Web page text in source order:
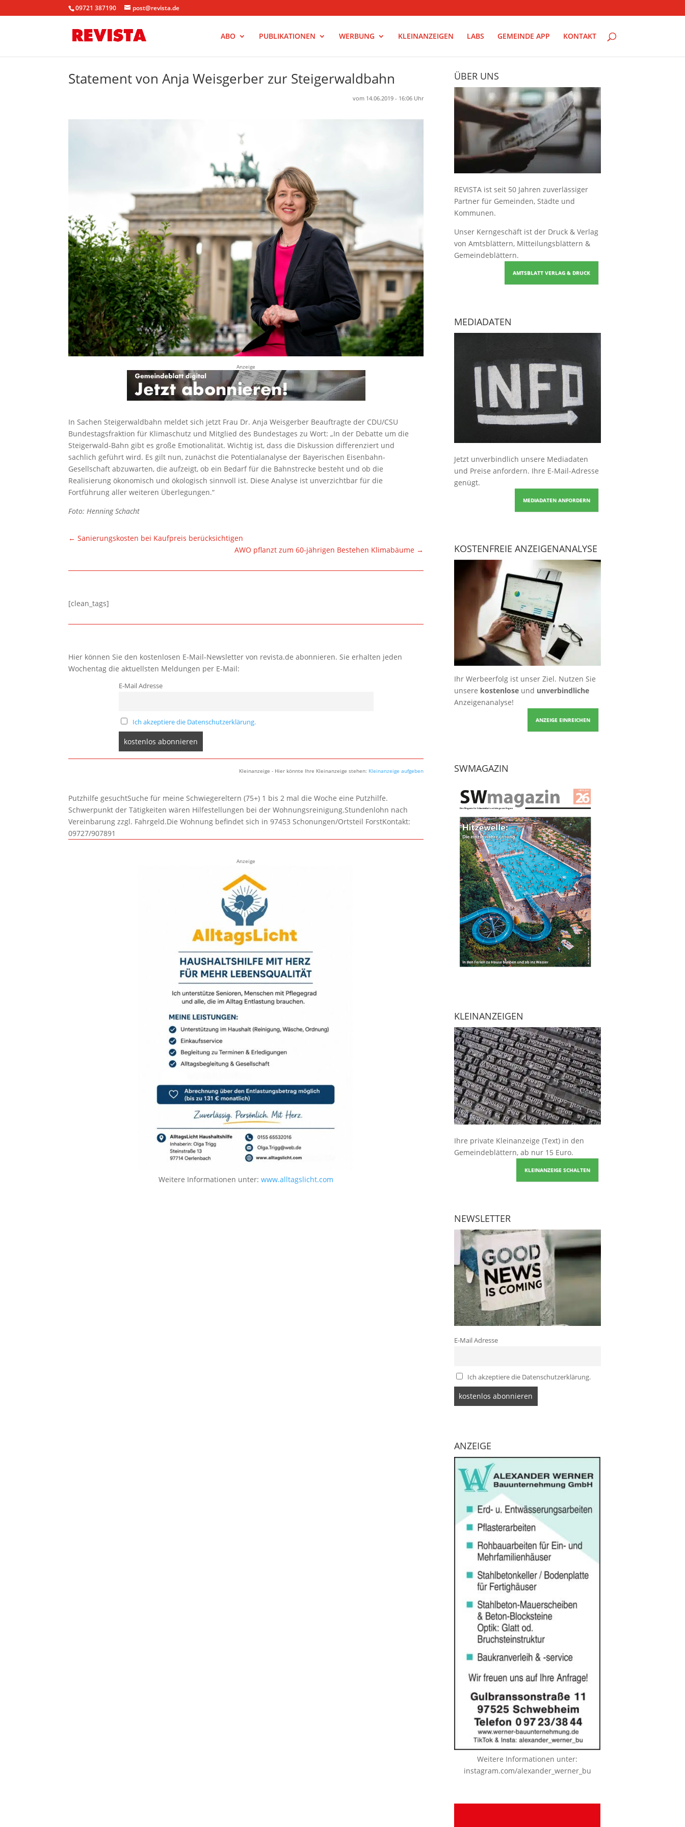
09721 387190 post@revista.de
ABO PUBLIKATIONEN WERBUNG KLEINANZEIGEN LABS GEMEINDE APP KONTAKT
Statement von Anja Weisgerber zur Steigerwaldbahn
vom 14.06.2019 - 16:06 Uhr
Anzeige
In Sachen Steigerwaldbahn meldet sich jetzt Frau Dr. Anja Weisgerber Beauftragte der CDU/CSU
Bundestagsfraktion für Klimaschutz und Mitglied des Bundestages zu Wort: „In der Debatte um die
Steigerwald-Bahn gibt es große Emotionalität. Wichtig ist, dass die Diskussion differenziert und
sachlich geführt wird. Es gilt nun, zunächst die Potentialanalyse der Bayerischen Eisenbahn-
Gesellschaft abzuwarten, die aufzeigt, ob ein Bedarf für die Bahnstrecke besteht und ob die
Realisierung ökonomisch und ökologisch sinnvoll ist. Diese Analyse ist unverzichtbar für die
Fortführung aller weiteren Überlegungen.“
Foto: Henning Schacht
←Sanierungskosten bei Kaufpreis berücksichtigen
AWO pflanzt zum 60-jährigen Bestehen Klimabäume →
[clean_tags]
Hier können Sie den kostenlosen E-Mail-Newsletter von revista.de abonnieren. Sie erhalten jeden
Wochentag die aktuellsten Meldungen per E-Mail:
E-Mail Adresse
Ich akzeptiere die Datenschutzerklärung.
Kleinanzeige - Hier könnte Ihre Kleinanzeige stehen: Kleinanzeige aufgeben
Putzhilfe gesuchtSuche für meine Schwiegereltern (75+) 1 bis 2 mal die Woche eine Putzhilfe.
Schwerpunkt der Tätigkeiten wären Hilfestellungen bei der Wohnungsreinigung.Stundenlohn nach
Vereinbarung zzgl. Fahrgeld.Die Wohnung befindet sich in 97453 Schonungen/Ortsteil ForstKontakt:
09727/907891
Anzeige
Weitere Informationen unter:www.alltagslicht.com
ÜBER UNS
REVISTA ist seit 50 Jahren zuverlässiger
Partner für Gemeinden, Städte und
Kommunen.
Unser Kerngeschäft ist der Druck & Verlag
von Amtsblättern, Mitteilungsblättern &
Gemeindeblättern.
AMTSBLATT VERLAG & DRUCK
MEDIADATEN
Jetzt unverbindlich unsere Mediadaten
und Preise anfordern. Ihre E-Mail-Adresse
genügt.
MEDIADATEN ANFORDERN
KOSTENFREIE ANZEIGENANALYSE
Ihr Werbeerfolg ist unser Ziel. Nutzen Sie
unsere kostenloseund unverbindliche
Anzeigenanalyse!
ANZEIGE EINREICHEN
SWMAGAZIN
KLEINANZEIGEN
Ihre private Kleinanzeige (Text) in den
Gemeindeblättern, ab nur 15 Euro.
KLEINANZEIGE SCHALTEN
NEWSLETTER
E-Mail Adresse
Ich akzeptiere die Datenschutzerklärung.
ANZEIGE
Weitere Informationen unter:
instagram.com/alexander_werner_bu